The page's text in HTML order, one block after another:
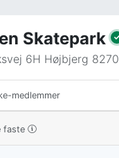
Skatepark
6H Højbjerg 8270
medlemmer
faste